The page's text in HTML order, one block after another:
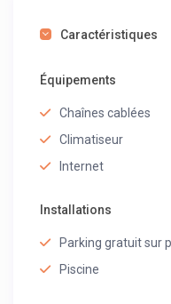
Caractéristiques
Équipements
Chaînes cablées
Climatiseur
Internet
Installations
Parking gratuit sur
Piscine